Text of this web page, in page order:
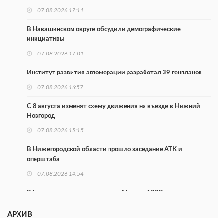
07.08.2026 17:11
В Навашинском округе обсудили демографические
инициативы
07.08.2026 17:01
Институт развития агломерации разработал 39 генпланов
07.08.2026 16:57
С 8 августа изменят схему движения на въезде в Нижний
Новгород
07.08.2026 15:15
В Нижегородской области прошло заседание АТК и
оперштаба
07.08.2026 14:54
В Чкаловске спустили на воду «Метеор-120Р»
АРХИВ